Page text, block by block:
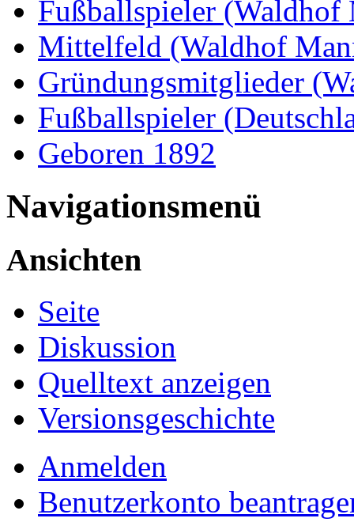
Fußballspieler (Waldhof
Mittelfeld (Waldhof
Gründungsmitglieder
Fußballspieler
Geboren 1892
Navigationsmenü
Ansichten
Seite
Diskussion
Quelltext anzeigen
Versionsgeschichte
Anmelden
Benutzerkonto